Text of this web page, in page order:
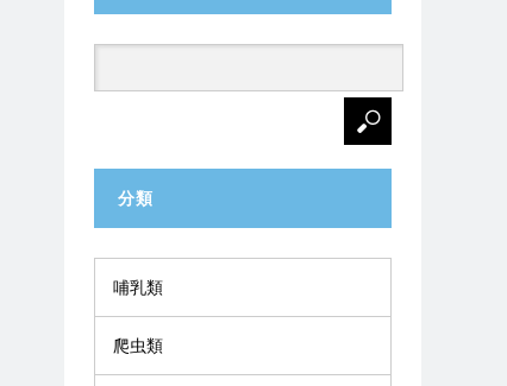
分類
哺乳類
爬虫類